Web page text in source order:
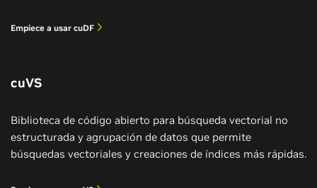
PRÓXIMAMENTE.
Empiece a usar cuDF
cuVS
Biblioteca de código abierto para búsqueda vectorial no
estructurada y agrupación de datos que permite
búsquedas vectoriales y creaciones de índices más rápidas.